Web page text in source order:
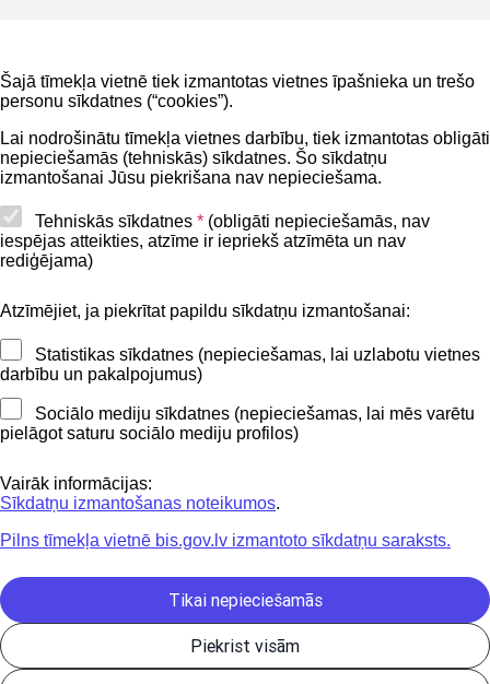
Šajā tīmekļa vietnē tiek izmantotas vietnes īpašnieka un trešo
personu sīkdatnes (“cookies”).
Lai nodrošinātu tīmekļa vietnes darbību, tiek izmantotas obligāti
nepieciešamās (tehniskās) sīkdatnes. Šo sīkdatņu
izmantošanai Jūsu piekrišana nav nepieciešama.
Tehniskās sīkdatnes * (obligāti nepieciešamās, nav
iespējas atteikties, atzīme ir iepriekš atzīmēta un nav
rediģējama)
Atzīmējiet, ja piekrītat papildu sīkdatņu izmantošanai:
Statistikas sīkdatnes (nepieciešamas, lai uzlabotu vietnes
darbību un pakalpojumus)
Sociālo mediju sīkdatnes (nepieciešamas, lai mēs varētu
pielāgot saturu sociālo mediju profilos)
Vairāk informācijas:
Sīkdatņu izmantošanas noteikumos.
Pilns tīmekļa vietnē bis.gov.lv izmantoto sīkdatņu saraksts.
Piekrist visām
Tikai nepieciešamās
Privātuma politika
Lapas karte
Piekļūstamības paziņojums
Kontakti
BIS atbalsta dienesta tālrunis:
Sekojiet mums
Lejupielādejiet